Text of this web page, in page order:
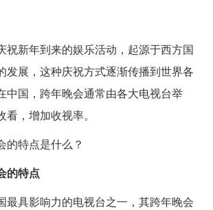
祝新年到来的娱乐活动，起源于西方国
发展，这种庆祝方式逐渐传播到世界各
中国，跨年晚会通常由各大电视台举
，增加收视率。
的特点是什么？
的特点
最具影响力的电视台之一，其跨年晚会